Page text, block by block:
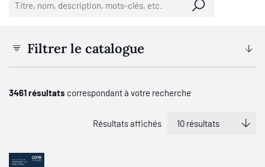
Filtrer le catalogue
3461 résultats correspondant à votre recherche
Résultats affichés